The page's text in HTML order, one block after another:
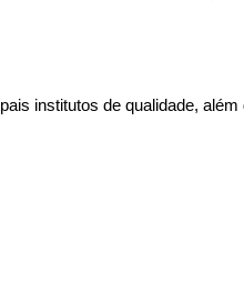
institutos de qualidade,